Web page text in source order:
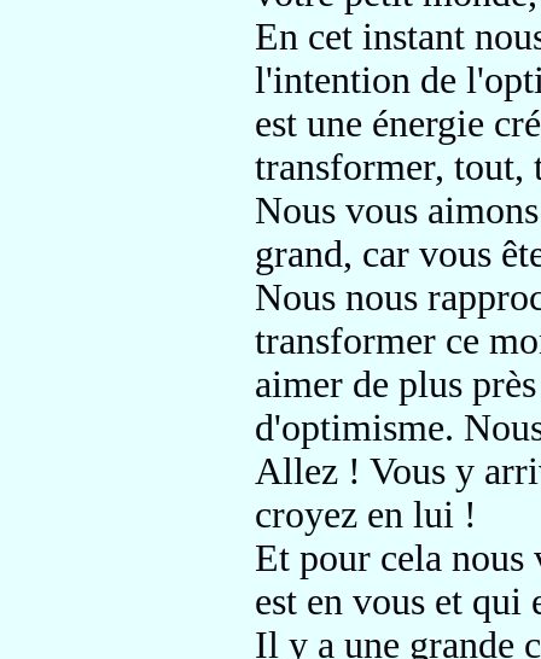
En cet instant
l'intention de
est une énergie
transformer, tout,
Nous vous
grand, car vous
Nous nous
transformer ce
aimer de plus
d'optimisme.
Allez ! Vous y
croyez en lui !
Et pour cela
est en vous et qui
Il y a une grande